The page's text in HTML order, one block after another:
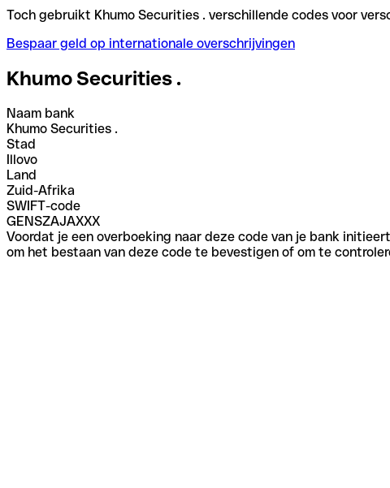
Toch gebruikt Khumo Securities . verschillende codes voor
Bespaar geld op internationale overschrijvingen
Khumo Securities .
Naam bank
Khumo Securities .
Stad
Illovo
Land
Zuid-Afrika
SWIFT-code
GENSZAJAXXX
Voordat je een overboeking naar deze code van je bank
om het bestaan van deze code te bevestigen of om te